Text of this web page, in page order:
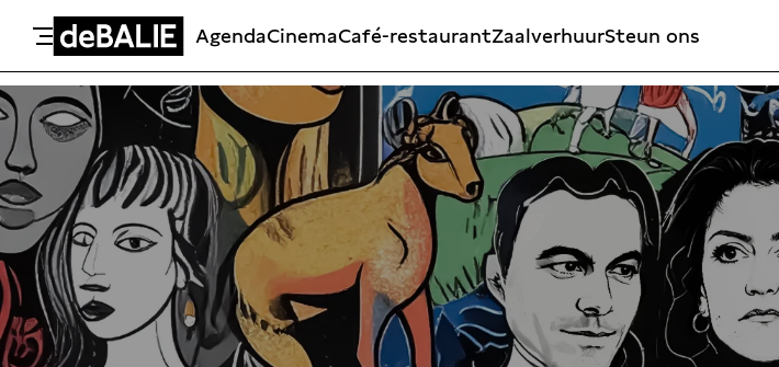
Meteen naar de content
De Balie
AgendaCinemaCafé-restaurantZaalverhuurSteun ons